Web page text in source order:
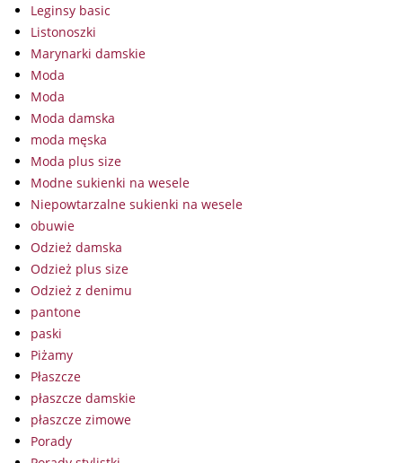
Leginsy basic
Listonoszki
Marynarki damskie
Moda
Moda
Moda damska
moda męska
Moda plus size
Modne sukienki na wesele
Niepowtarzalne sukienki na wesele
obuwie
Odzież damska
Odzież plus size
Odzież z denimu
pantone
paski
Piżamy
Płaszcze
płaszcze damskie
płaszcze zimowe
Porady